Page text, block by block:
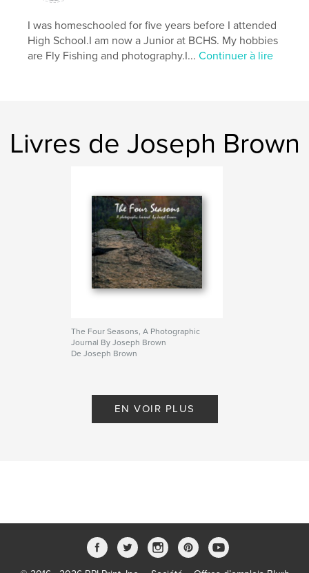
I was homeschooled for five years before I attended
High School.I am now a Junior at BCHS. My hobbies
are Fly Fishing and photography.I...Continuer à lire
Livres de Joseph Brown
The Four Seasons, A Photographic
Journal By Joseph Brown
De Joseph Brown
EN VOIR PLUS